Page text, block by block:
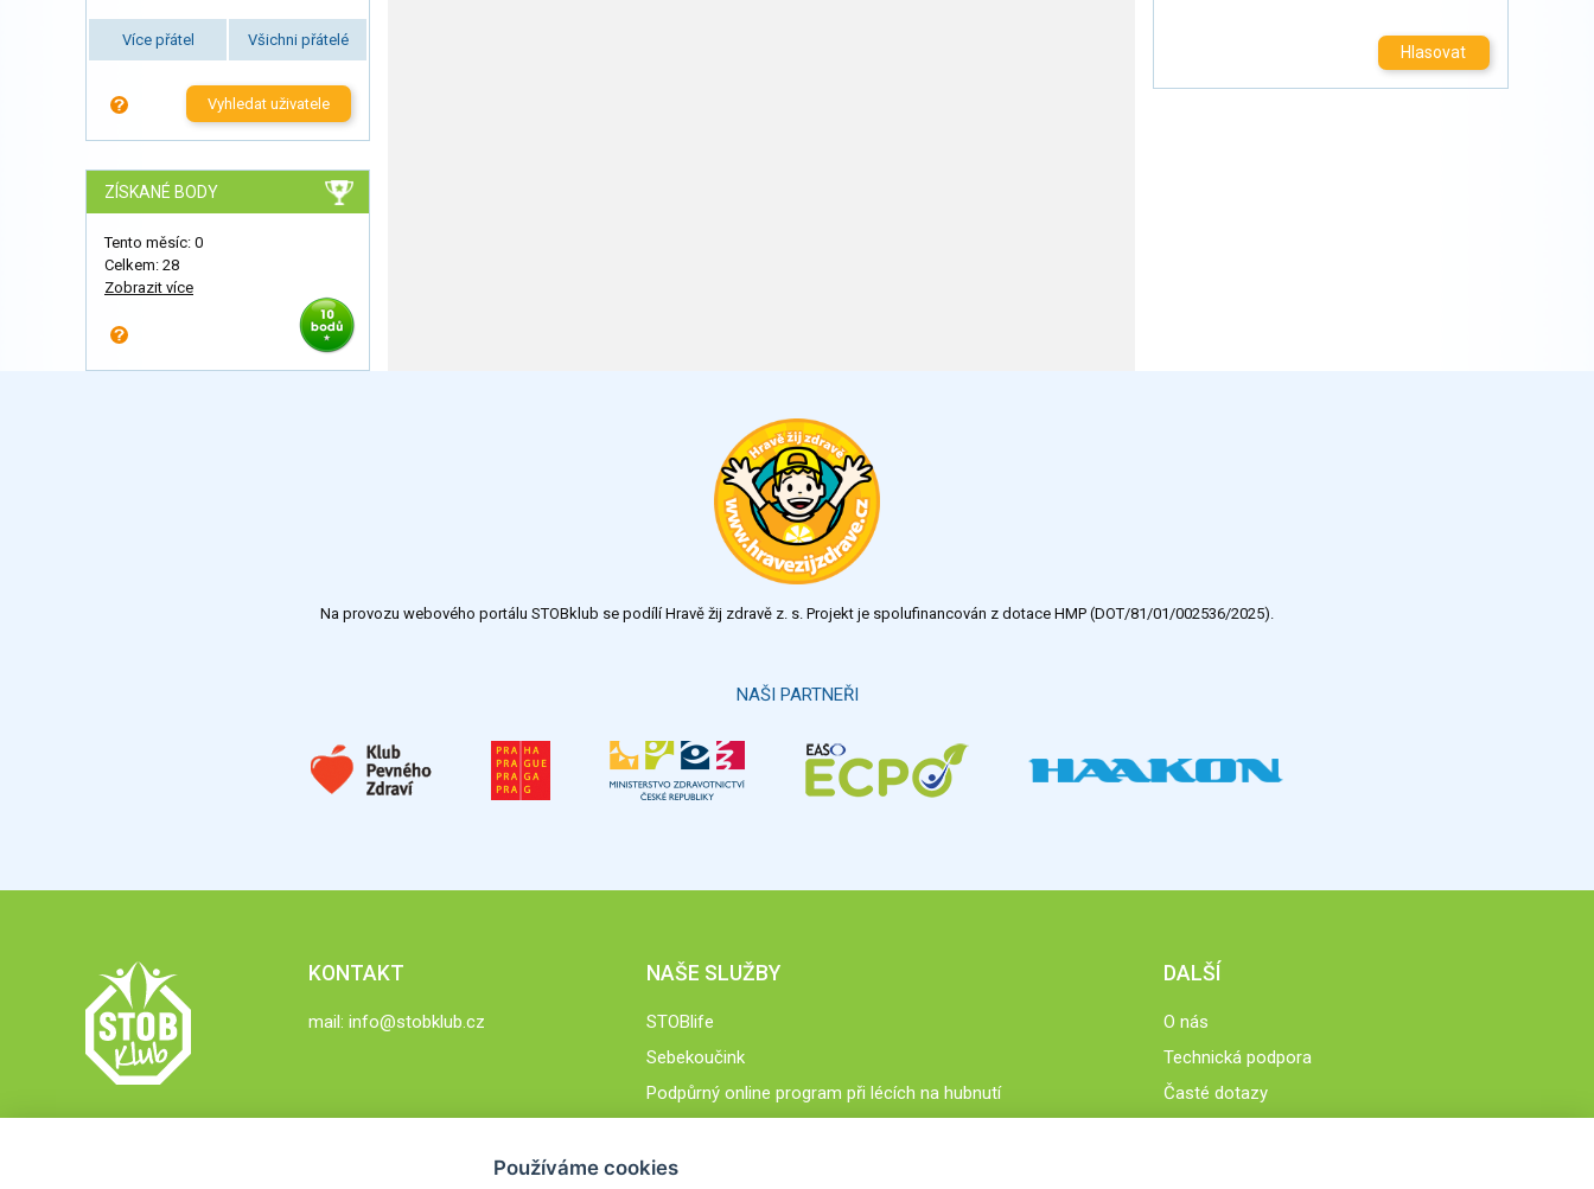
Více přátel Všichni přátelé
Vyhledat uživatele
ZÍSKANÉ BODY
Tento měsíc: 0
Celkem: 28
Zobrazit více
Hlasovat
Na provozu webového portálu STOBklub se podílí Hravě žij zdravě z. s. Projekt je spolufinancován z dotace HMP (DOT/81/01/002536/2025).
NAŠI PARTNEŘI
KONTAKT
mail: info@stobklub.cz
NAŠE SLUŽBY
STOBlife
Sebekoučink
Podpůrný online program při lécích na hubnutí
DALŠÍ
O nás
Technická podpora
Časté dotazy
Používáme cookies